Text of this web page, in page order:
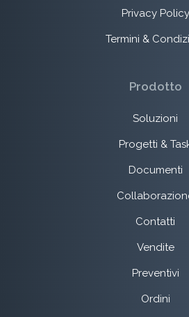
Privacy Policy
Termini &
Prodotto
Soluzioni
Progetti &
Documenti
Contatti
Vendite
Preventivi
Ordini